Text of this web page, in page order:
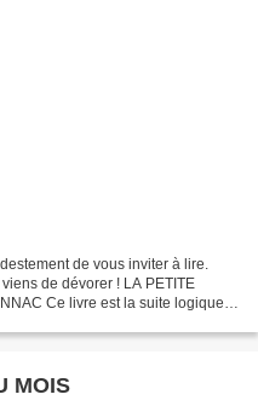
de vous inviter à lire.
de dévorer ! LA PETITE
Ce livre est la suite logique
MOIS